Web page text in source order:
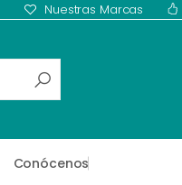
Nuestras Marcas
Conócenos